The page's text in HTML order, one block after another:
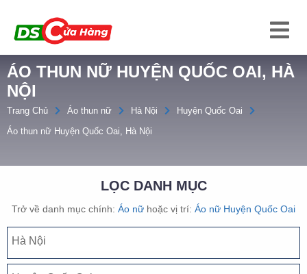
ÁO THUN NỮ HUYỆN QUỐC OAI, HÀ
NỘI
Trang Chủ Áo thun nữ Hà Nội
Huyện Quốc Oai
Áo thun nữ Huyện Quốc Oai, Hà Nội
LỌC DANH MỤC
Trở về danh mục chính: Áo nữ hoặc vị trí: Áo nữ Huyện Quốc Oai